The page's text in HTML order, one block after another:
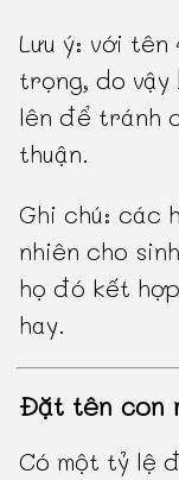
Lưu ý: với tên
trọng, do
lên để tránh
thuận.
Ghi chú: các
nhiên cho
họ đó kết
hay.
Đặt tên con
Có một tỷ lệ